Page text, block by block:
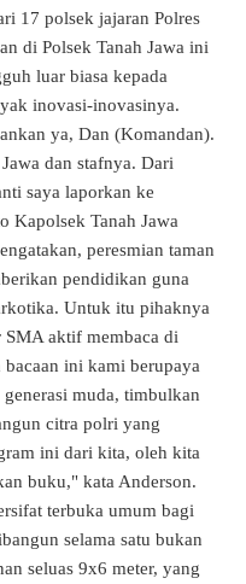
17 polsek jajaran Polres
di Polsek Tanah Jawa ini
luar biasa kepada
inovasi-inovasinya.
ya, Dan (Komandan).
dan stafnya. Dari
saya laporkan ke
Kapolsek Tanah Jawa
peresmian taman
pendidikan guna
Untuk itu pihaknya
aktif membaca di
bacaan ini kami berupaya
muda, timbulkan
citra polri yang
ini dari kita, oleh kita
buku," kata Anderson.
terbuka umum bagi
selama satu bukan
seluas 9x6 meter, yang